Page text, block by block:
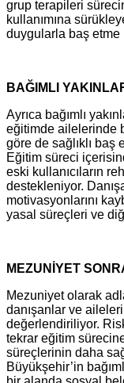
grup terapileri
kullanımına
duygularla baş etme
BAĞIMLI
Ayrıca bağımlı
eğitimde ailelerinde
göre de sağlıklı baş
Eğitim süreci
eski kullanıcıların
destekleniyor.
motivasyonlarını
yasal süreçleri ve
MEZUNİYET
Mezuniyet olarak
danışanlar ve
değerlendiriliyor.
tekrar eğitim
süreçlerinin daha
Büyükşehir’in